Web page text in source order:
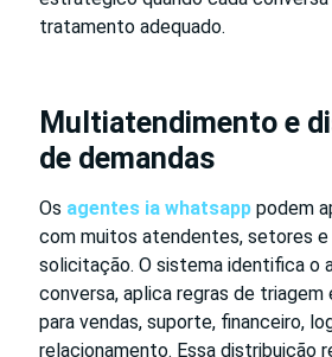
tratamento adequado.
Multiatendimento e
de demandas
Os agentes ia whatsapp podem
com muitos atendentes, setores
solicitação. O sistema identifica o
conversa, aplica regras de triagem
para vendas, suporte, financeiro,
relacionamento. Essa distribuição